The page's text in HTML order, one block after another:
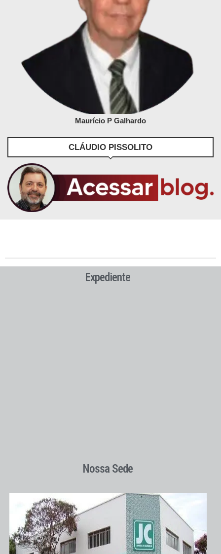
Maurício P Galhardo
CLÁUDIO PISSOLITO
Expediente
Nossa Sede